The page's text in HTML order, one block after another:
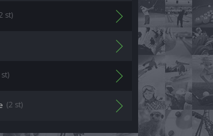
st)
(2 st)